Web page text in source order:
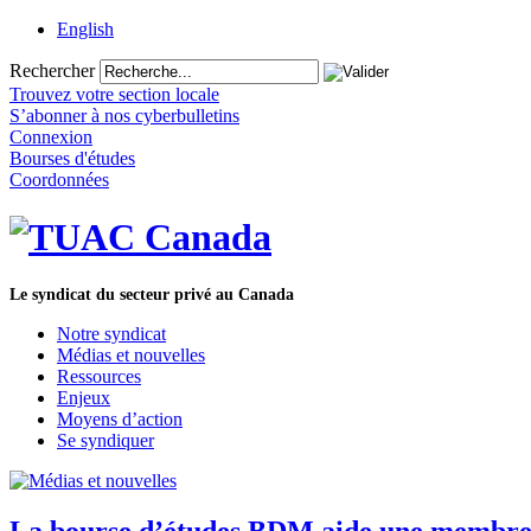
English
Rechercher
Trouvez votre section locale
S’abonner à nos cyberbulletins
Connexion
Bourses d'études
Coordonnées
Le syndicat du secteur privé au Canada
Notre syndicat
Médias et nouvelles
Ressources
Enjeux
Moyens d’action
Se syndiquer